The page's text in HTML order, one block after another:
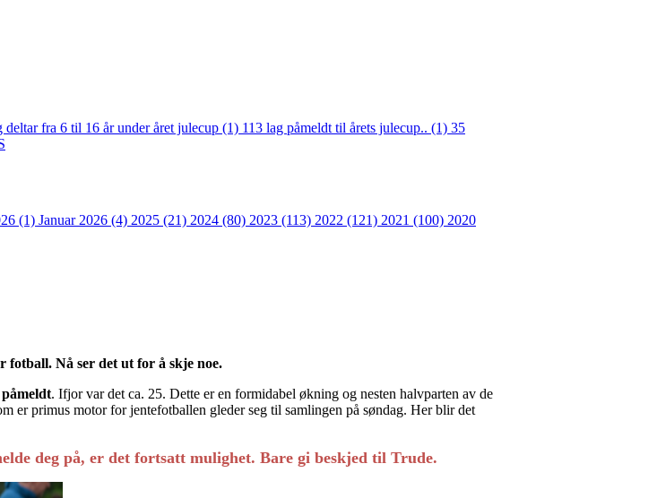
deltar fra 6 til 16 år under året julecup (1) 113 lag påmeldt til årets julecup.. (1) 35
(1) Januar 2026 (4) 2025 (21) 2024 (80) 2023 (113) 2022 (121) 2021 (100) 2020
fotball. Nå ser det ut for å skje noe.
. Ifjor var det ca. 25. Dette er en formidabel økning og nesten halvparten av de
er primus motor for jentefotballen gleder seg til samlingen på søndag. Her blir det
deg på, er det fortsatt mulighet. Bare gi beskjed til Trude.